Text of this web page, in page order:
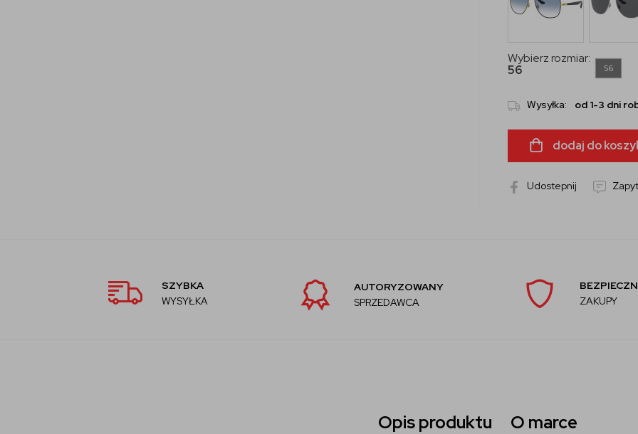
Wybierz rozmiar:
56
56
Wysyłka: od 1-3 dni
dodaj do
Udostepnij
SZYBKA
WYSYŁKA
AUTORYZOWANY
SPRZEDAWCA
ZAKUPY
Opis produktu O marce